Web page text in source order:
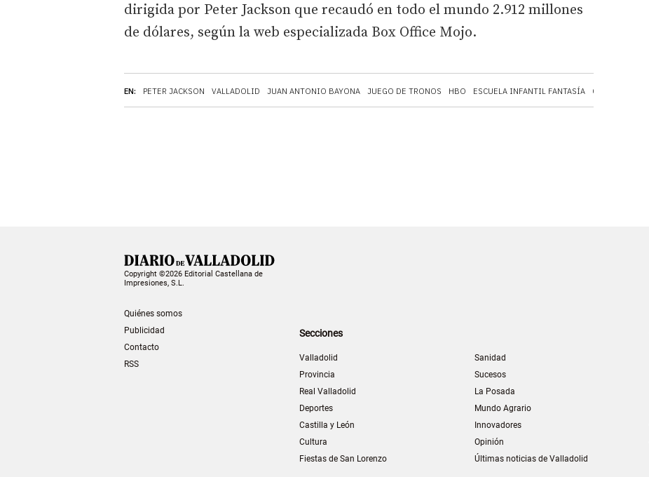
EN: PETER JACKSON VALLADOLID JUAN ANTONIO BAYONA JUEGO DE TRONOS HBO ESCUELA INFANTIL FANTASÍA CINE
dirigida por Peter Jackson que recaudó en todo el mundo 2.912 millones
de dólares, según la web especializada Box Office Mojo.
Copyright ©2026 Editorial Castellana de
Impresiones, S.L.
Quiénes somos
Publicidad
Contacto
RSS
Secciones
Valladolid
Provincia
Real Valladolid
Deportes
Castilla y León
Cultura
Fiestas de San Lorenzo
Sanidad
Sucesos
La Posada
Mundo Agrario
Innovadores
Opinión
Últimas noticias de Valladolid